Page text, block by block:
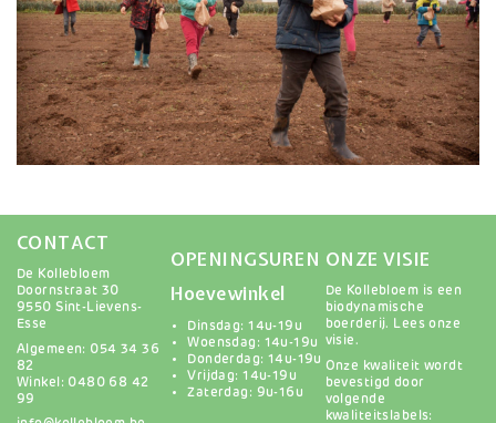
CONTACT
De Kollebloem
Doornstraat 30
9550 Sint-Lievens-
Esse
Algemeen: 054 34 36
82
Winkel: 0480 68 42
99
OPENINGSUREN
Hoevewinkel
Dinsdag: 14u-19u
Woensdag: 14u-19u
Donderdag: 14u-19u
Vrijdag: 14u-19u
Zaterdag: 9u-16u
ONZE VISIE
De Kollebloem is een
biodynamische
boerderij.
Lees onze
visie .
Onze kwaliteit wordt
bevestigd door
volgende
kwaliteitslabels: